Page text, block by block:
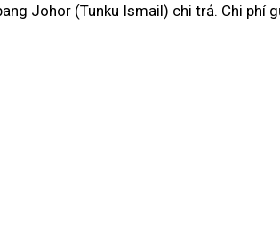
Johor (Tunku Ismail) chi trả. Chi phí